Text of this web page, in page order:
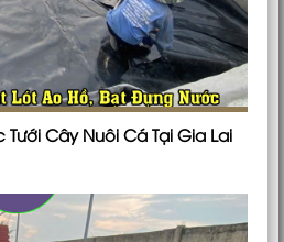
Cây Nuôi Cá Tại Gia Lai